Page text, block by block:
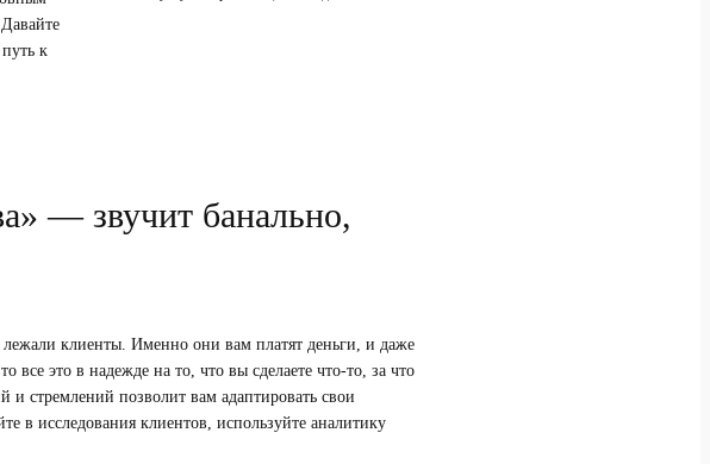
к
— звучит банально,
клиенты. Именно они вам платят деньги, и даже
все это в надежде на то, что вы сделаете что-то, за что
стремлений позволит вам адаптировать свои
в исследования клиентов, используйте аналитику